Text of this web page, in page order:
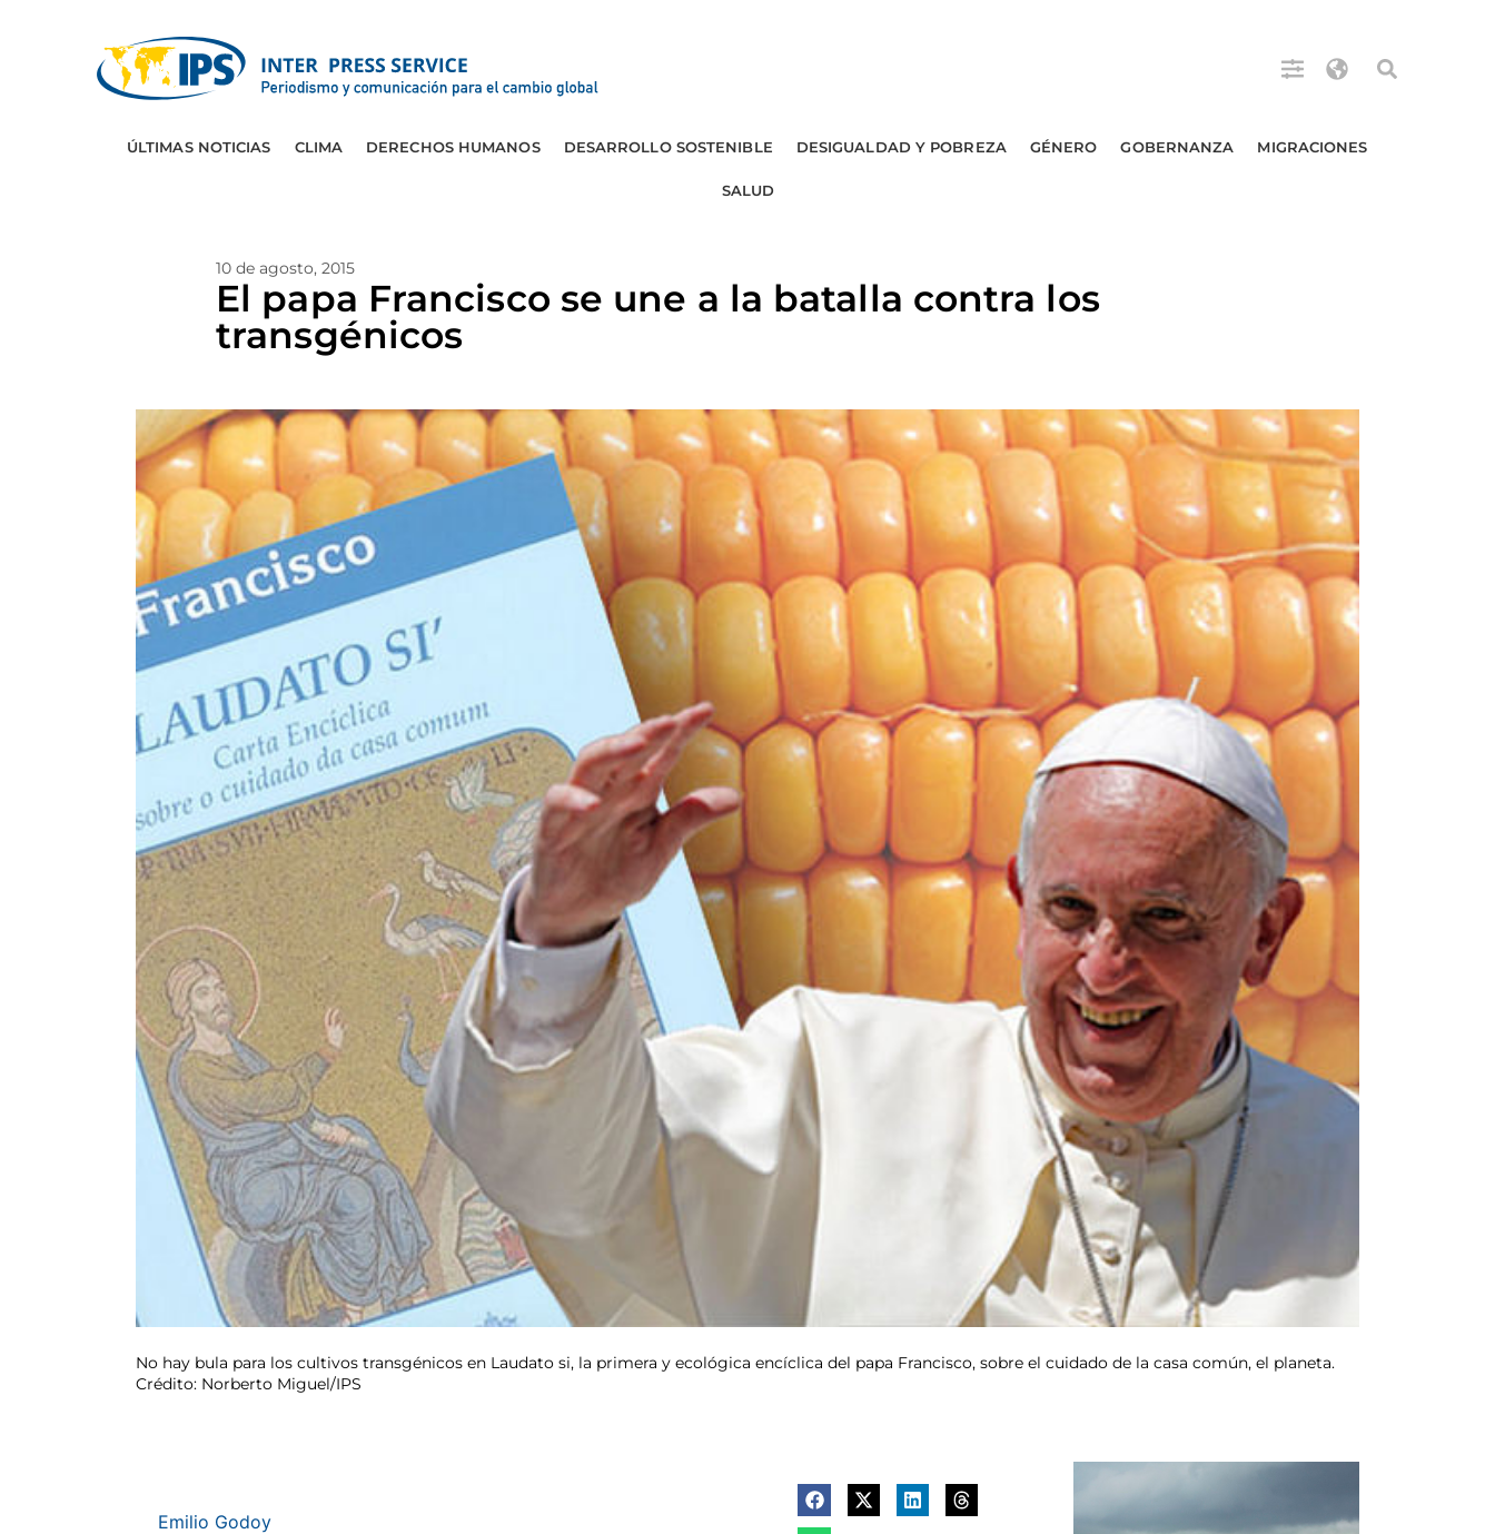
ÚLTIMAS NOTICIAS CLIMA DERECHOS HUMANOS DESARROLLO SOSTENIBLE DESIGUALDAD Y POBREZA GÉNERO GOBERNANZA MIGRACIONES
SALUD
10 de agosto, 2015
El papa Francisco se une a la batalla contra los
transgénicos
No hay bula para los cultivos transgénicos en Laudato si, la primera y ecológica encíclica del papa Francisco, sobre el cuidado de la casa común, el planeta.
Crédito: Norberto Miguel/IPS
Emilio Godoy